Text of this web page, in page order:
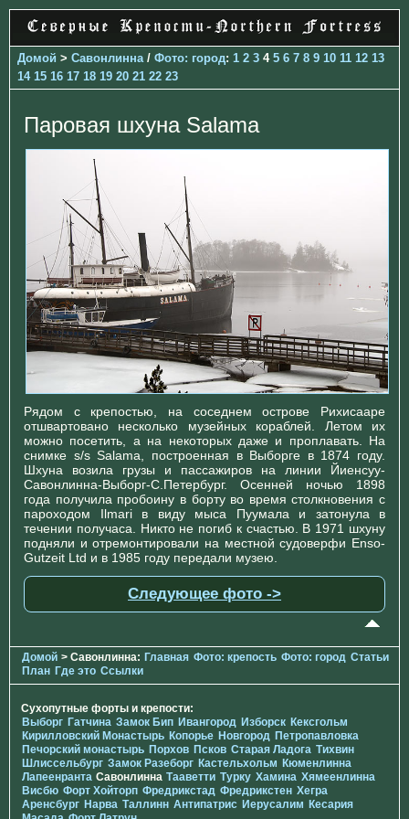
Домой > Савонлинна / Фото: город: 1 2 3 4 5 6 7 8 9 10 11 12 13
14 15 16 17 18 19 20 21 22 23
Паровая шхуна Salama
Рядом с крепостью, на соседнем острове Рихисааре
отшвартовано несколько музейных кораблей. Летом их
можно посетить, а на некоторых даже и проплавать. На
снимке s/s Salama, построенная в Выборге в 1874 году.
Шхуна возила грузы и пассажиров на линии Йиенсуу-
Савонлинна-Выборг-С.Петербург. Осенней ночью 1898
года получила пробоину в борту во время столкновения с
пароходом Ilmari в виду мыса Пуумала и затонула в
течении получаса. Никто не погиб к счастью. В 1971 шхуну
подняли и отремонтировали на местной судоверфи Enso-
Gutzeit Ltd и в 1985 году передали музею.
Следующее фото ->
Домой > Савонлинна: Главная Фото: крепость Фото: город Статьи
План Где это Ссылки
Сухопутные форты и крепости:
Выборг Гатчина Замок Бип Ивангород Изборск Кексгольм
Кирилловский Монастырь Копорье Новгород Петропавловка
Печорcкий монастырь Порхов Псков Старая Ладога Тихвин
Шлиссельбург Замок Разеборг Кастельхольм Кюменлинна
Лапеенранта Савонлинна Тааветти Турку Хамина Хямеенлинна
Висбю Форт Хойторп Фредрикстад Фредрикстен Хегра
Аренсбург Нарва Таллинн Антипатрис Иерусалим Кесария